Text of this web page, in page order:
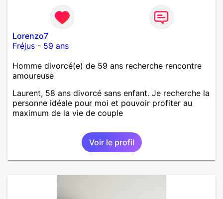
Lorenzo7
Fréjus - 59 ans
Homme divorcé(e) de 59 ans recherche rencontre
amoureuse
Laurent, 58 ans divorcé sans enfant. Je recherche la
personne idéale pour moi et pouvoir profiter au
maximum de la vie de couple
Voir le profil